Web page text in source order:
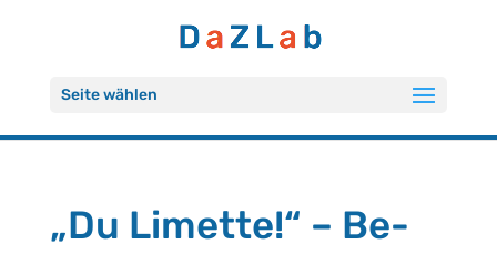
Seite wählen
„Du Li­met­te!“ – Be­